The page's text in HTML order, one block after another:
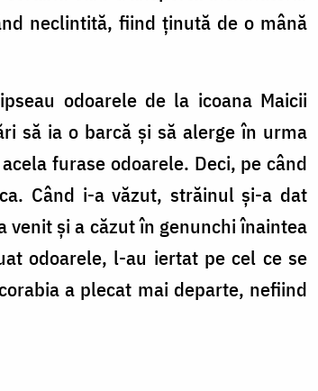
neclintită, fiind ținută de o mână
odoarele de la icoana Maicii
să ia o barcă și să alerge în urma
furase odoarele. Deci, pe când
Când i-a văzut, străinul și-a dat
venit și a căzut în genunchi înaintea
odoarele, l-au iertat pe cel ce se
a plecat mai departe, nefiind